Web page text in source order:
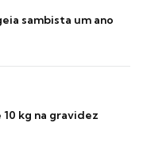
sambista um ano
kg na gravidez